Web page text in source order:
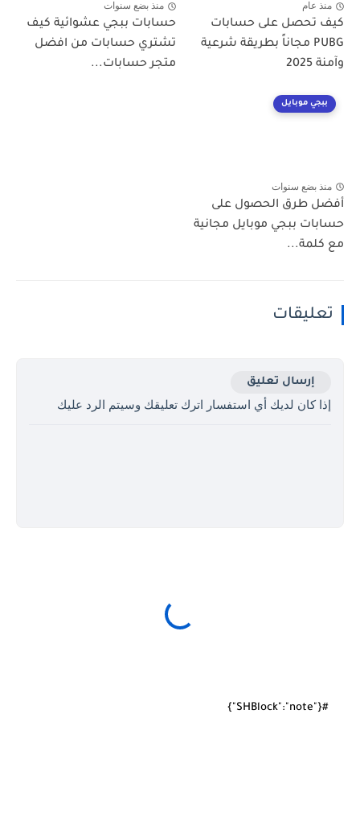
منذ عام
كيف تحصل على حسابات
PUBG مجاناً بطريقة شرعية
وآمنة 2025
منذ بضع سنوات
حسابات ببجي عشوائية كيف
تشتري حسابات من افضل
متجر حسابات...
ببجي موبايل
منذ بضع سنوات
أفضل طرق الحصول على
حسابات ببجي موبايل مجانية
مع كلمة...
تعليقات
إرسال تعليق
إذا كان لديك أي استفسار اترك تعليقك وسيتم الرد عليك
#{"SHBlock":"note"}